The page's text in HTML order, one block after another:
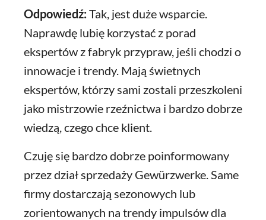
Odpowiedź: Tak, jest duże wsparcie.
Naprawdę lubię korzystać z porad
ekspertów z fabryk przypraw, jeśli chodzi o
innowacje i trendy. Mają świetnych
ekspertów, którzy sami zostali przeszkoleni
jako mistrzowie rzeźnictwa i bardzo dobrze
wiedzą, czego chce klient.
Czuję się bardzo dobrze poinformowany
przez dział sprzedaży Gewürzwerke. Same
firmy dostarczają sezonowych lub
zorientowanych na trendy impulsów dla